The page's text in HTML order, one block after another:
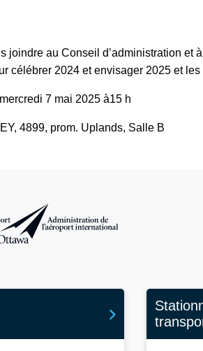
joindre au Conseil d’administration et
célébrer 2024 et envisager 2025 et
7 mai 2025 à15 h
4899, prom. Uplands, Salle B
de l’aéroport international d'Ottawa